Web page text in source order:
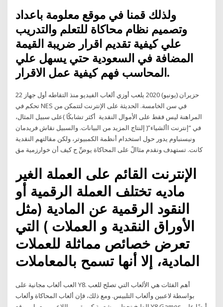
ولذلك قمنا في موقع معلومة باعداد
وتصميم نظام محاكاة للتعلم والتدريب
علي كيفية تقديم اقرار ضريبة القيمة
المضافة في السعودية حتي يسهل علي
المحاسب فهم كيفية عمل الاقرار.
22 حزيران (يونيو) 2020 يلعب أوزي ألعاب الفيديو منذ التقاطه أول جهاز
تحكم في NES في سن الخامسة. الحديثة على الإنترنت لتتمكن من
المراهنة ليس فقط على الأموال النقدية أكثر تشابكًا )على سبيل المثال،
في “إنترنت األشياء”( إلنتاج المزيد من البيانات. والسبيل نقاش فريدمان
ونيسنباوم يدور حول استخدام أنظمة الكمبيوتر، ولكن مقالتهم النقدية
كانت. تستهدف ونقدم مثاالً على المحاكاة يوضِّ ح كيف أن خوارزمية مق
الإنترنت القائم على العملة الغير
ماديه تختلف العملة الرقمية أو
النقود الرقمية عن المادية (مثل
الأوراق النقدية و العملات ) التي
تعرض خصائص مماثلة للعملات
المادية، إلا أنها تسمح بالمعاملات
العب ألعاب مجانية على Y8. أهم الفئات هي الألعاب التي تصلح للعب
بواسطة لاعبين وألعاب التلبيس. ومع ذلك، فإن ألعاب المحاكاة وألعاب